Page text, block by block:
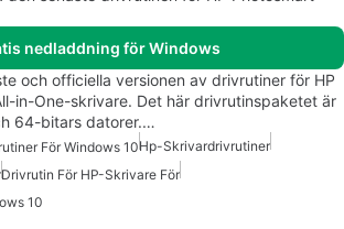
nedladdning för Windows
och officiella versionen av drivrutiner för HP
in-One-skrivare. Det här drivrutinspaketet är
64-bitars datorer.…
För Windows 10Hp-Skrivardrivrutiner
Drivrutin För HP-Skrivare För
10